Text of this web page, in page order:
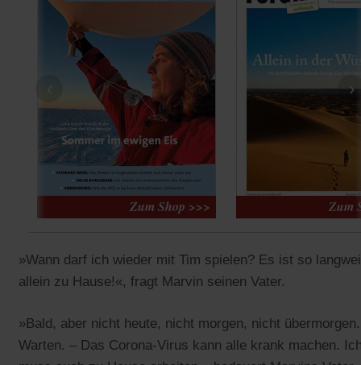
‹ ›
»Wann darf ich wieder mit Tim spielen? Es ist so
allein zu Hause!«, fragt Marvin seinen Vater.
»Bald, aber nicht heute, nicht morgen, nicht übermorgen.
Warten. – Das Corona-Virus kann alle krank machen.